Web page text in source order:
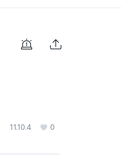
11.10.4 0